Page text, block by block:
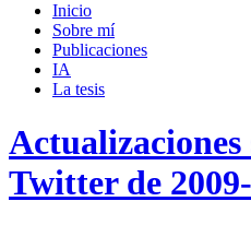
campo
búsqueda
Inicio
Sobre mí­
Publicaciones
IA
La tesis
Actualizaciones
Twitter de